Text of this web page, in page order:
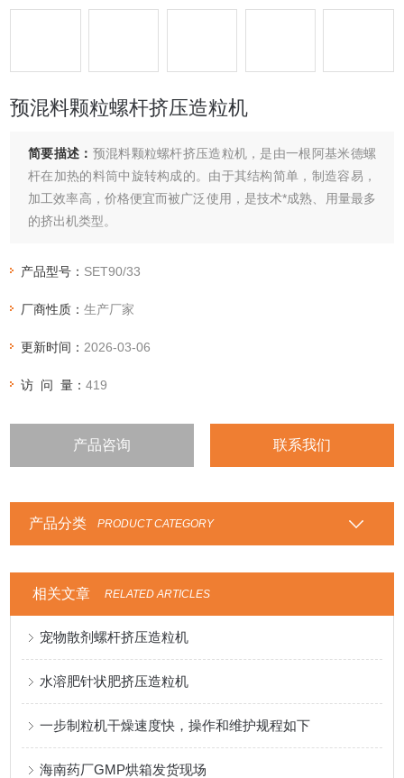
预混料颗粒螺杆挤压造粒机
简要描述： 预混料颗粒螺杆挤压造粒机，是由一根阿基米德螺
杆在加热的料筒中旋转构成的。由于其结构简单，制造容易，
加工效率高，价格便宜而被广泛使用，是技术*成熟、用量最多
的挤出机类型。
产品型号： SET90/33
厂商性质：生产厂家
更新时间： 2026-03-06
访 问 量：419
产品咨询 联系我们
产品分类 PRODUCT CATEGORY
相关文章 RELATED ARTICLES
宠物散剂螺杆挤压造粒机
水溶肥针状肥挤压造粒机
一步制粒机干燥速度快，操作和维护规程如下
海南药厂GMP烘箱发货现场